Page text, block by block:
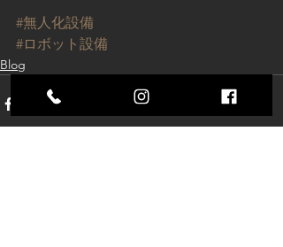
#無人化設備
#ロボット設備
Blog